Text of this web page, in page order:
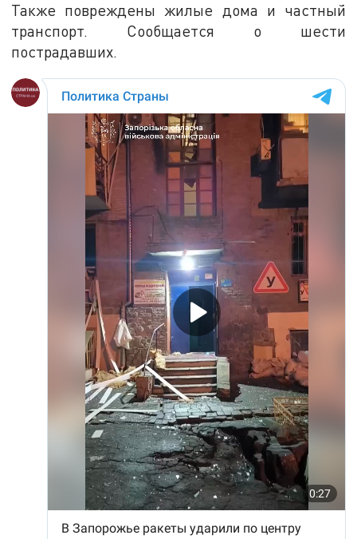
Также повреждены жилые дома и частный
транспорт. Сообщается о шести
пострадавших.